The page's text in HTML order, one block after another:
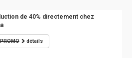
de 40% directement chez
PROMO détails